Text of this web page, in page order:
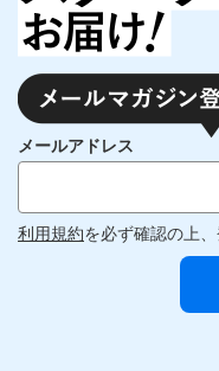
メールアドレス
利用規約を必ず確認の上